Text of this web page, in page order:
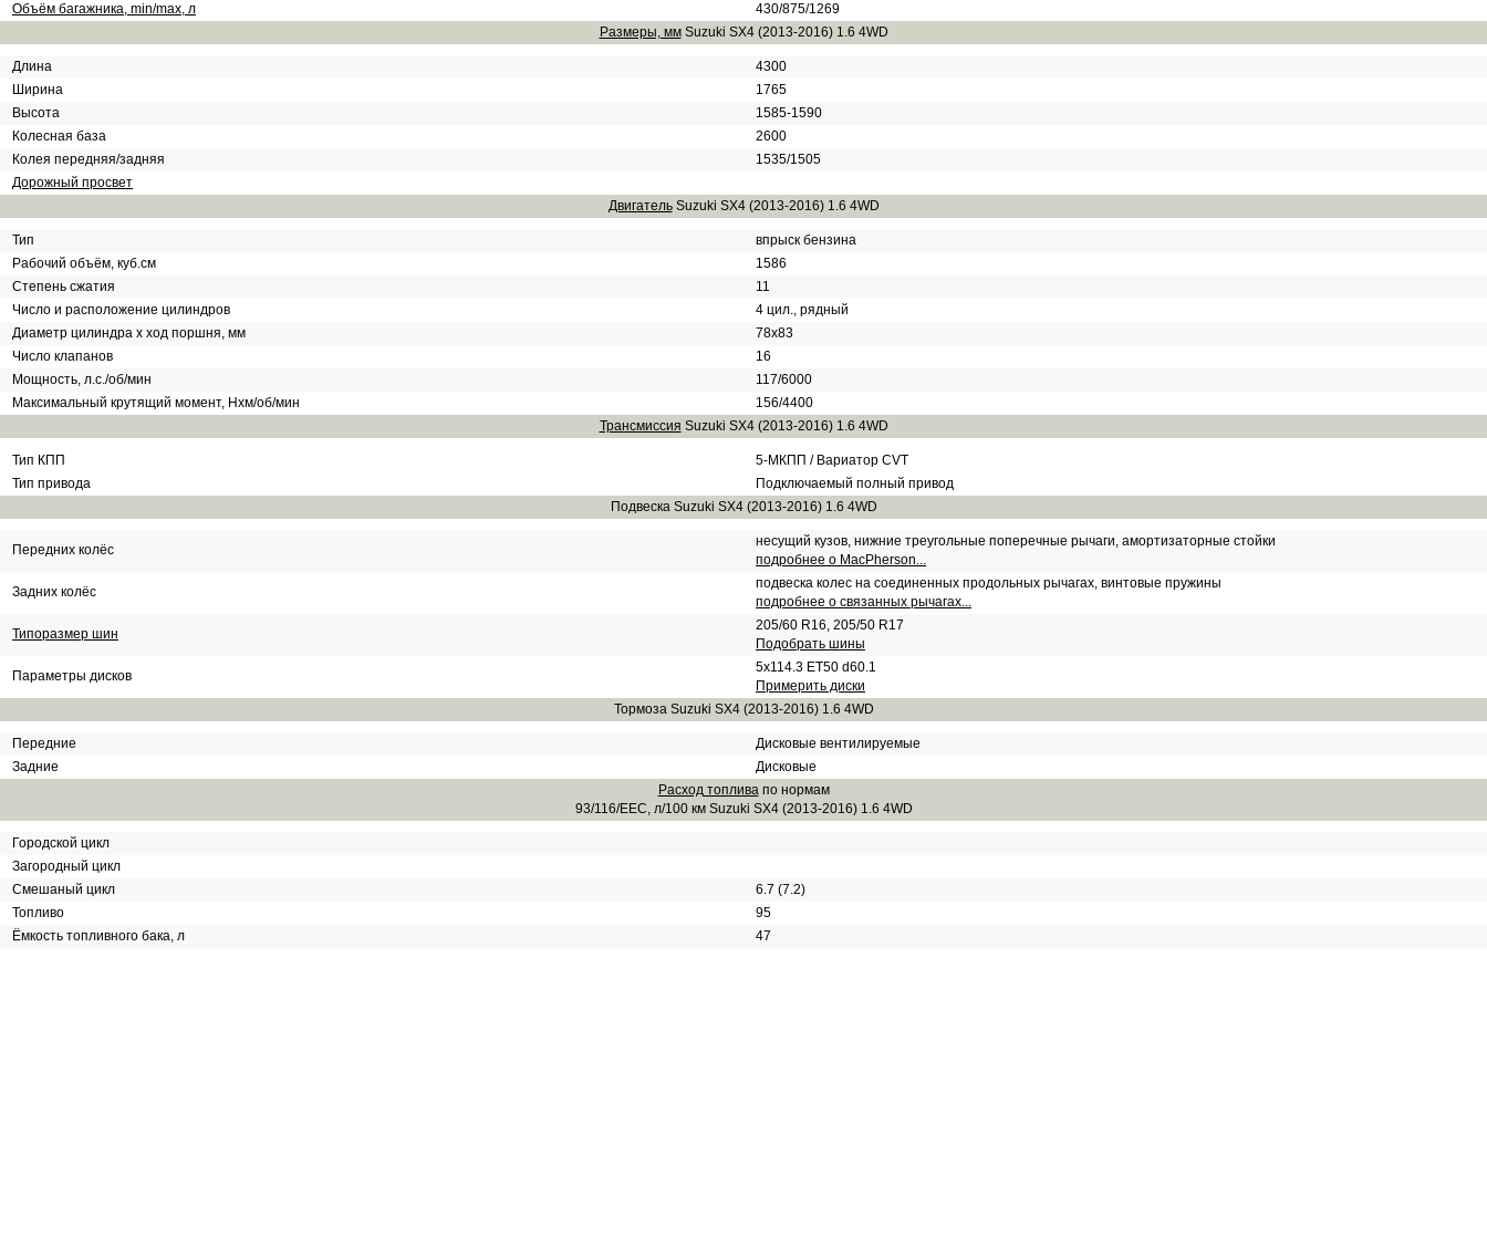
Объём багажника, min/max, л
430/875/1269
Размеры, ммSuzuki SX4 (2013-2016) 1.6 4WD
Длина
4300
Ширина
1765
Высота
1585-1590
Колесная база
2600
Колея передняя/задняя
1535/1505
Дорожный просвет
ДвигательSuzuki SX4 (2013-2016) 1.6 4WD
Тип
впрыск бензина
Рабочий объём, куб.см
1586
Степень сжатия
11
Число и расположение цилиндров
4 цил., рядный
Диаметр цилиндра х ход поршня, мм
78х83
Число клапанов
16
Мощность, л.с./об/мин
117/6000
Максимальный крутящий момент, Нхм/об/мин
156/4400
Трансмиссия Suzuki SX4 (2013-2016) 1.6 4WD
Тип КПП
5-МКПП / Вариатор CVT
Тип привода
Подключаемый полный привод
Подвеска Suzuki SX4 (2013-2016) 1.6 4WD
Передних колёс
несущий кузов, нижние треугольные поперечные рычаги, амортизаторные стойки
подробнее о MacPherson...
Задних колёс
подвеска колес на соединенных продольных рычагах, винтовые пружины
подробнее о связанных рычагах...
Типоразмер шин
205/60 R16, 205/50 R17
Подобрать шины
Параметры дисков
5x114.3 ET50 d60.1
Примерить диски
Тормоза Suzuki SX4 (2013-2016) 1.6 4WD
Передние
Дисковые вентилируемые
Задние
Дисковые
Расход топливапо нормам
93/116/EEC, л/100 км Suzuki SX4 (2013-2016) 1.6 4WD
Городской цикл
Загородный цикл
Смешаный цикл
6.7 (7.2)
Топливо
95
Ёмкость топливного бака, л
47